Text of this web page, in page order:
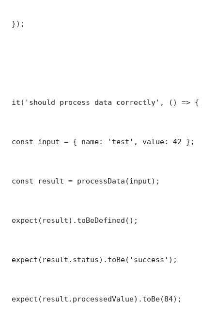
});
it('should process data correctly', () => {
const input = { name: 'test', value: 42 };
const result = processData(input);
expect(result).toBeDefined();
expect(result.status).toBe('success');
expect(result.processedValue).toBe(84);